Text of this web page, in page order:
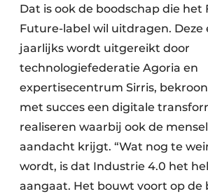
Dat is ook de boodschap die het
Future-label wil uitdragen. Deze
jaarlijks wordt uitgereikt door
technologiefederatie Agoria en
expertisecentrum Sirris,
met succes een digitale
realiseren waarbij ook de
aandacht krijgt. “Wat nog te
wordt, is dat Industrie 4.0 het
aangaat. Het bouwt voort op de